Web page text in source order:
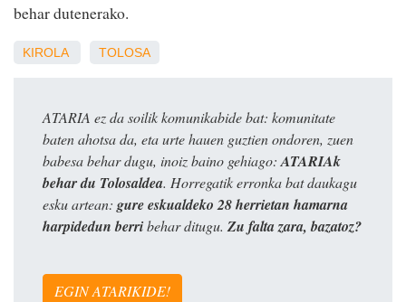
behar dutenerako.
KIROLA TOLOSA
ATARIA ez da soilik komunikabide bat: komunitate
baten ahotsa da, eta urte hauen guztien ondoren, zuen
babesa behar dugu, inoiz baino gehiago: ATARIAk
behar du Tolosaldea. Horregatik erronka bat daukagu
esku artean: gure eskualdeko 28 herrietan hamarna
harpidedun berribehar ditugu. Zu falta zara, bazatoz?
EGIN ATARIKIDE!